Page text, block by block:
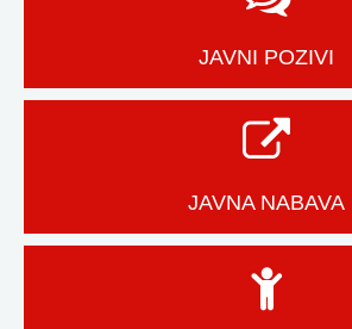
JAVNI POZIVI
JAVNA NABAVA